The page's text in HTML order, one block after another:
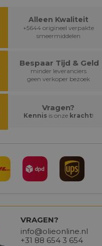
Alleen Kwaliteit
+5644 origineel verpakte
smeermiddelen
Bespaar Tijd & Geld
minder leveranciers
geen verkoper bezoek
Vragen?
Kennisis onze kracht!
VRAGEN?
info@olieonline.nl
+31 88 654 3 654